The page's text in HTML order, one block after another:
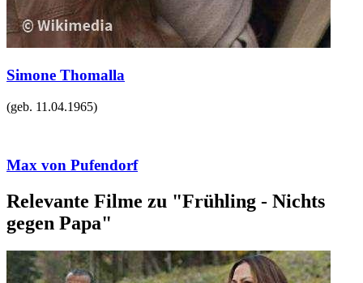
Simone Thomalla
(geb. 11.04.1965)
Max von Pufendorf
Relevante Filme zu "Frühling - Nichts
gegen Papa"